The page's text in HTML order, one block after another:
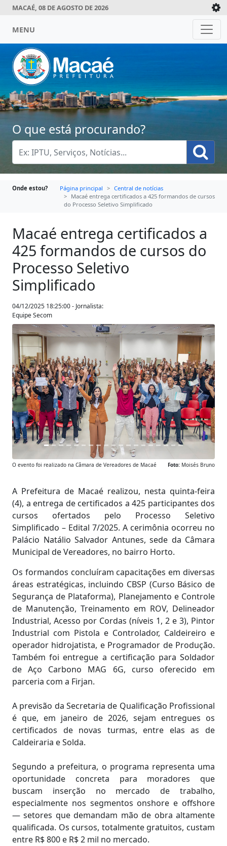
MACAÉ, 08 DE AGOSTO DE 2026
MENU
O que está procurando?
Onde estou? Página principal
Central de notícias
Macaé entrega certificados a 425 formandos de cursos
do Processo Seletivo Simplificado
Macaé entrega certificados a
425 formandos de cursos do
Processo Seletivo
Simplificado
04/12/2025 18:25:00 - Jornalista:
Equipe Secom
Anterior
Foto: Moisés Bruno
O evento foi realizado na Câmara de Vereadores de Macaé
A Prefeitura de Macaé realizou, nesta quinta-feira
(4), a entrega de certificados a 425 participantes dos
cursos ofertados pelo Processo Seletivo
Simplificado – Edital 7/2025. A cerimônia ocorreu no
Palácio Natálio Salvador Antunes, sede da Câmara
Municipal de Vereadores, no bairro Horto.
Os formandos concluíram capacitações em diversas
áreas estratégicas, incluindo CBSP (Curso Básico de
Segurança de Plataforma), Planejamento e Controle
de Manutenção, Treinamento em ROV, Delineador
Industrial, Acesso por Cordas (níveis 1, 2 e 3), Pintor
Industrial com Pistola e Controlador, Caldeireiro e
operador hidrojatista, e Programador de Produção.
Também foi entregue a certificação para Soldador
de Aço Carbono MAG 6G, curso oferecido em
parceria com a Firjan.
A previsão da Secretaria de Qualificação Profissional
é que, em janeiro de 2026, sejam entregues os
certificados de novas turmas, entre elas as de
Caldeiraria e Solda.
Segundo a prefeitura, o programa representa uma
oportunidade concreta para moradores que
buscam inserção no mercado de trabalho,
especialmente nos segmentos onshore e offshore
— setores que demandam mão de obra altamente
qualificada. Os cursos, totalmente gratuitos, custam
entre R$ 800 e R$ 2 mil no mercado.